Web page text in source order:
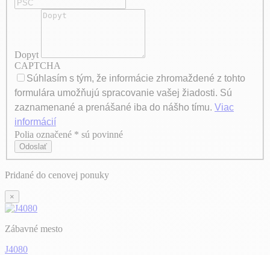
Dopyt
CAPTCHA
Súhlasím s tým, že informácie zhromaždené z tohto
formulára umožňujú spracovanie vašej žiadosti. Sú
zaznamenané a prenášané iba do nášho tímu. Viac
informácií
Axeptio consent
Polia označené * sú povinné
Odoslať
Pridané do cenovej ponuky
×
Zábavné mesto
J4080